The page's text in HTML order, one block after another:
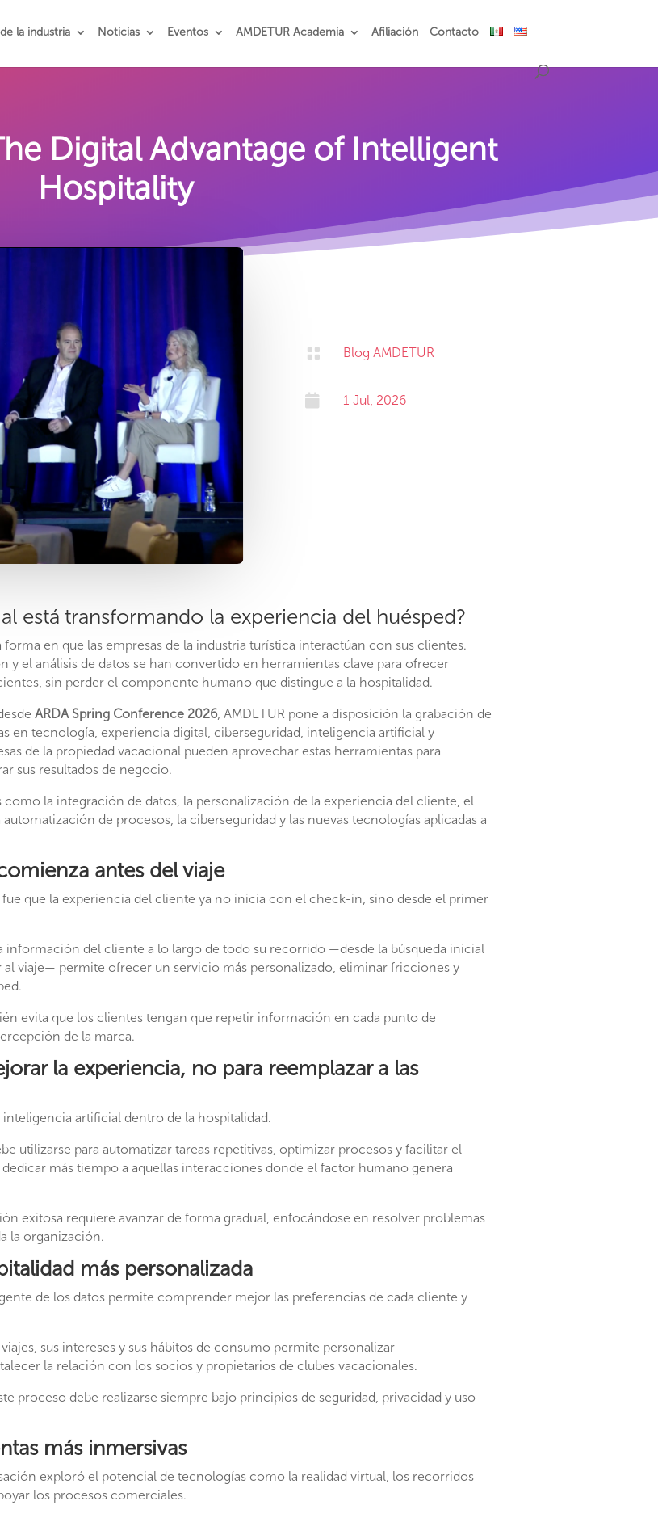
la industria Noticias Eventos AMDETUR Academia Afiliación Contacto
Digital Advantage of Intelligent
Hospitality
 Blog AMDETUR
 1 Jul, 2026
está transformando la experiencia del huésped?
en que las empresas de la industria turística interactúan con sus clientes.
y el análisis de datos se han convertido en herramientas clave para ofrecer
sin perder el componente humano que distingue a la hospitalidad.
ARDA Spring Conference 2026, AMDETUR pone a disposición la grabación de
en tecnología, experiencia digital, ciberseguridad, inteligencia artificial y
de la propiedad vacacional pueden aprovechar estas herramientas para
sus resultados de negocio.
la integración de datos, la personalización de la experiencia del cliente, el
de procesos, la ciberseguridad y las nuevas tecnologías aplicadas a
antes del viaje
que la experiencia del cliente ya no inicia con el check-in, sino desde el primer
información del cliente a lo largo de todo su recorrido —desde la búsqueda inicial
viaje— permite ofrecer un servicio más personalizado, eliminar fricciones y
evita que los clientes tengan que repetir información en cada punto de
de la marca.
la experiencia, no para reemplazar a las
artificial dentro de la hospitalidad.
utilizarse para automatizar tareas repetitivas, optimizar procesos y facilitar el
más tiempo a aquellas interacciones donde el factor humano genera
exitosa requiere avanzar de forma gradual, enfocándose en resolver problemas
la organización.
más personalizada
de los datos permite comprender mejor las preferencias de cada cliente y
sus intereses y sus hábitos de consumo permite personalizar
la relación con los socios y propietarios de clubes vacacionales.
proceso debe realizarse siempre bajo principios de seguridad, privacidad y uso
más inmersivas
exploró el potencial de tecnologías como la realidad virtual, los recorridos
los procesos comerciales.